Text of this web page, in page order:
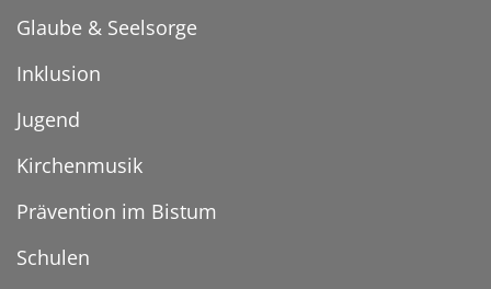
Glaube & Seelsorge
Inklusion
Jugend
Kirchenmusik
Prävention im Bistum
Schulen